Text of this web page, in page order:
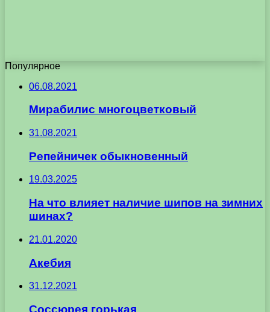
Популярное
06.08.2021
Мирабилис многоцветковый
31.08.2021
Репейничек обыкновенный
19.03.2025
На что влияет наличие шипов на зимних
шинах?
21.01.2020
Акебия
31.12.2021
Соссюрея горькая